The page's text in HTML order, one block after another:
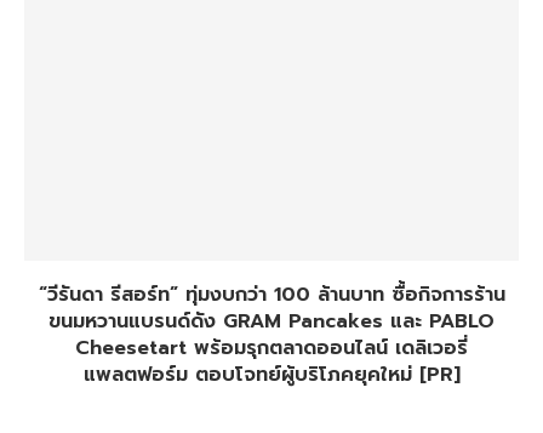
“วีรันดา รีสอร์ท” ทุ่มงบกว่า 100 ล้านบาท ซื้อกิจการร้าน
ขนมหวานแบรนด์ดัง GRAM Pancakes และ PABLO
Cheesetart พร้อมรุกตลาดออนไลน์ เดลิเวอรี่
แพลตฟอร์ม ตอบโจทย์ผู้บริโภคยุคใหม่ [PR]